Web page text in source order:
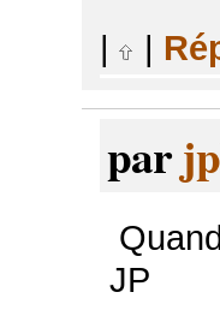
|
|
par
JP